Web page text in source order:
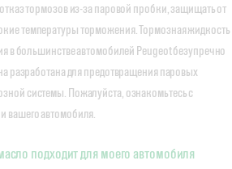
тормозов из-за паровой пробки, защищать от
температуры торможения. Тормозная жидкость
в большинстве автомобилей Peugeot безупречно
разработана для предотвращения паровых
системы. Пожалуйста, ознакомьтесь с
вашего автомобиля.
подходит для моего автомобиля